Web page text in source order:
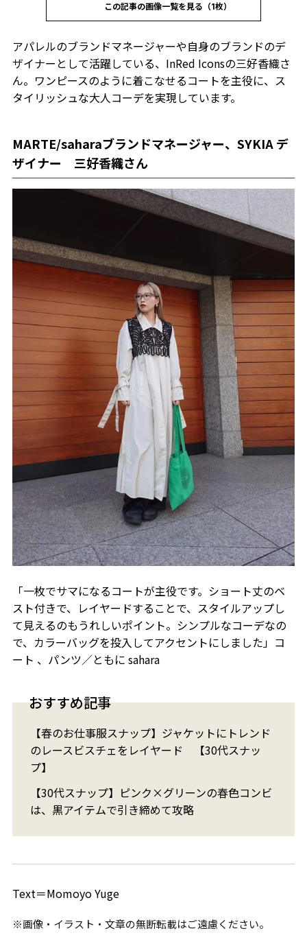
この記事の画像一覧を見る（1枚）
アパレルのブランドマネージャーや自身のブランドのデ
ザイナーとして活躍している、InRed Iconsの三好香織さ
ん。ワンピースのように着こなせるコートを主役に、ス
タイリッシュな大人コーデを実現しています。
MARTE/saharaブランドマネージャー、SYKIA デ
ザイナー 三好香織さん
「一枚でサマになるコートが主役です。ショート丈のベ
スト付きで、レイヤードすることで、スタイルアップし
て見えるのもうれしいポイント。シンプルなコーデなの
で、カラーバッグを投入してアクセントにしました」コ
ート 、パンツ／ともに sahara
おすすめ記事
【春のお仕事服スナップ】ジャケットにトレンド
のレースビスチェをレイヤード 【30代スナッ
プ】
【30代スナップ】ピンク×グリーンの春色コンビ
は、黒アイテムで引き締めて攻略
Text＝Momoyo Yuge
※画像・イラスト・文章の無断転載はご遠慮ください。